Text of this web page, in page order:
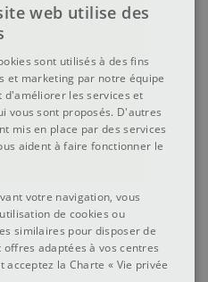
FRENCH
ENGLISH
web utilise des
sont utilisés à des fins
et marketing par notre équipe
d'améliorer les services et
vous sont proposés. D'autres
mis en place par des services
aident à faire fonctionner le
votre navigation, vous
de cookies ou
similaires pour disposer de
offres adaptées à vos centres
acceptez la Charte « Vie privée